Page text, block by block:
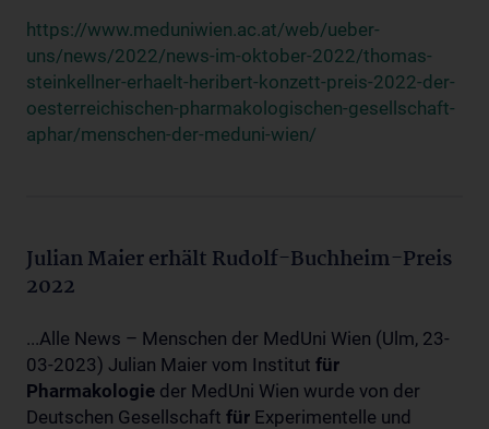
https://www.meduniwien.ac.at/web/ueber-
uns/news/2022/news-im-oktober-2022/thomas-
steinkellner-erhaelt-heribert-konzett-preis-2022-der-
oesterreichischen-pharmakologischen-gesellschaft-
aphar/menschen-der-meduni-wien/
Julian Maier erhält Rudolf-Buchheim-Preis
2022
...Alle News – Menschen der MedUni Wien (Ulm, 23-
03-2023) Julian Maier vom Institut für
Pharmakologie der MedUni Wien wurde von der
Deutschen Gesellschaft für Experimentelle und